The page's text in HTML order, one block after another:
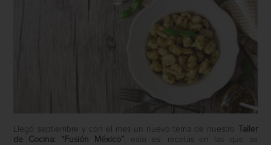
Llegó septiembre y con el mes un nuevo tema de nuestro
Taller
de Cocina: “Fusión México”; esto es: recetas en las que se